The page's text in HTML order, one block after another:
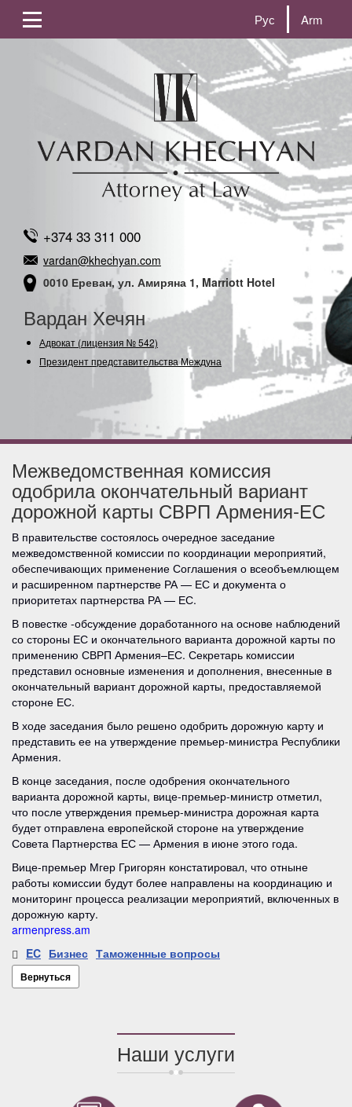
Рус Arm
+374 33 311 000
vardan@khechyan.com
0010 Ереван, ул. Амиряна 1, Marriott Hotel
Вардан Хечян
Адвокат (лицензия № 542)
Президент представительства Международ
Межведомственная комиссия
одобрила окончательный вариант
дорожной карты СВРП Армения-ЕС
В правительстве состоялось очередное заседание
межведомственной комиссии по координации мероприятий,
обеспечивающих применение Соглашения о всеобъемлющем
и расширенном партнерстве РА — ЕС и документа о
приоритетах партнерства РА — ЕС.
В повестке -обсуждение доработанного на основе наблюдений
со стороны ЕС и окончательного варианта дорожной карты по
применению СВРП Армения–ЕС. Секретарь комиссии
представил основные изменения и дополнения, внесенные в
окончательный вариант дорожной карты, предоставляемой
стороне ЕС.
В ходе заседания было решено одобрить дорожную карту и
представить ее на утверждение премьер-министра Республики
Армения.
В конце заседания, после одобрения окончательного
варианта дорожной карты, вице-премьер-министр отметил,
что после утверждения премьер-министра дорожная карта
будет отправлена европейской стороне на утверждение
Совета Партнерства ЕС — Армения в июне этого года.
Вице-премьер Мгер Григорян констатировал, что отныне
работы комиссии будут более направлены на координацию и
мониторинг процесса реализации мероприятий, включенных в
дорожную карту.
armenpress.am
EC Бизнес Таможенные вопросы
Вернуться
Наши услуги